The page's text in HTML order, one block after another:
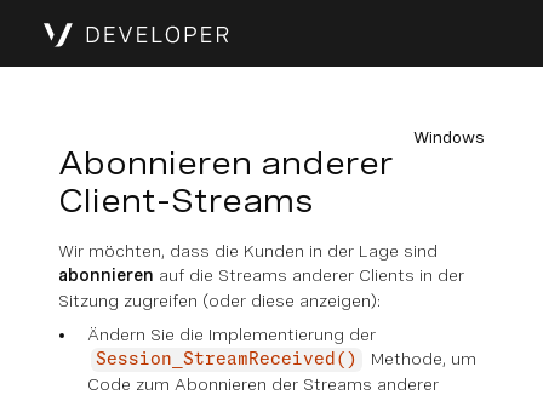
Windows
Abonnieren anderer
Client-Streams
Wir möchten, dass die Kunden in der Lage sind
abonnieren auf die Streams anderer Clients in der
Sitzung zugreifen (oder diese anzeigen):
Ändern Sie die Implementierung der
Session_StreamReceived()
Methode, um
Code zum Abonnieren der Streams anderer